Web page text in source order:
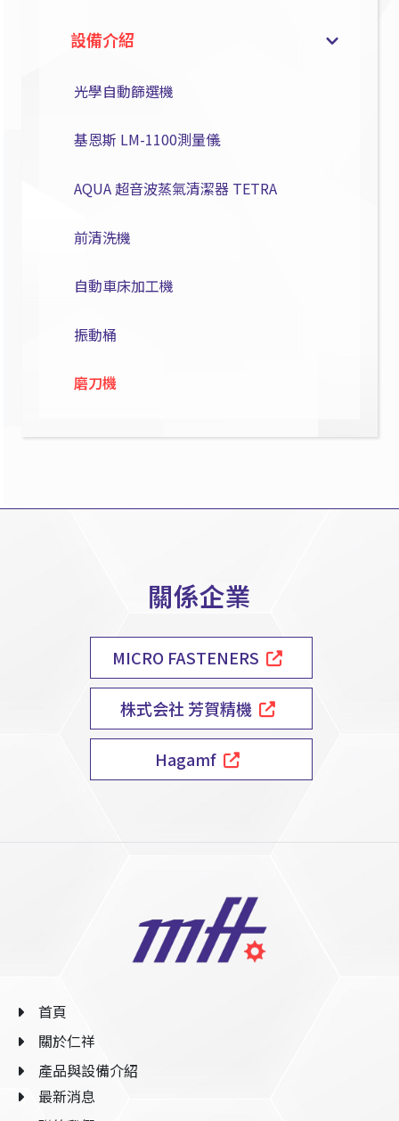
設備介紹
光學自動篩選機
基恩斯 LM-1100測量儀
AQUA 超音波蒸氣清潔器 TETRA
前清洗機
自動車床加工機
振動桶
磨刀機
關係企業
MICRO FASTENERS
株式会社 芳賀精機
Hagamf
首頁
關於仁祥
產品與設備介紹
最新消息